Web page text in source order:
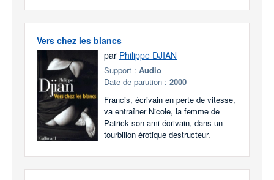
Vers chez les blancs
par Philippe DJIAN
Support : Audio
Date de parution : 2000
Francis, écrivain en perte de vitesse,
va entraîner Nicole, la femme de
Patrick son ami écrivain, dans un
tourbillon érotique destructeur.